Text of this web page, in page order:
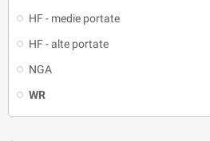
HF - medie portate
HF - alte portate
NGA
WR